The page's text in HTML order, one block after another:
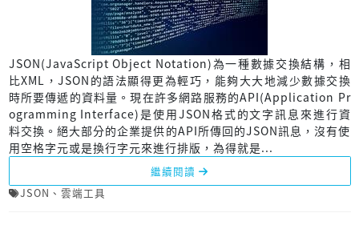
JSON(JavaScript Object Notation)為一種數據交換結構，相
比XML，JSON的語法顯得更為輕巧，能夠大大地減少數據交換
時所要傳遞的資料量。現在許多網路服務的API(Application Pr
ogramming Interface)是使用JSON格式的文字訊息來進行資
料交換。絕大部分的企業提供的API所傳回的JSON訊息，沒有使
用空格字元或是換行字元來進行排版，為得就是...
繼續閱讀
JSON 、 雲端工具